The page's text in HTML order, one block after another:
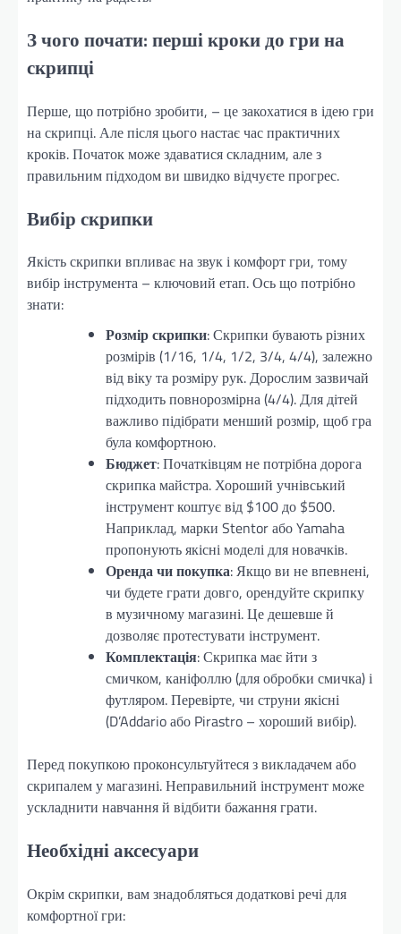
З чого почати: перші кроки до гри на
скрипці
Перше, що потрібно зробити, – це закохатися в ідею гри
на скрипці. Але після цього настає час практичних
кроків. Початок може здаватися складним, але з
правильним підходом ви швидко відчуєте прогрес.
Вибір скрипки
Якість скрипки впливає на звук і комфорт гри, тому
вибір інструмента – ключовий етап. Ось що потрібно
знати:
Розмір скрипки: Скрипки бувають різних
розмірів (1/16, 1/4, 1/2, 3/4, 4/4), залежно
від віку та розміру рук. Дорослим зазвичай
підходить повнорозмірна (4/4). Для дітей
важливо підібрати менший розмір, щоб гра
була комфортною.
Бюджет: Початківцям не потрібна дорога
скрипка майстра. Хороший учнівський
інструмент коштує від $100 до $500.
Наприклад, марки Stentor або Yamaha
пропонують якісні моделі для новачків.
Оренда чи покупка: Якщо ви не впевнені,
чи будете грати довго, орендуйте скрипку
в музичному магазині. Це дешевше й
дозволяє протестувати інструмент.
Комплектація: Скрипка має йти з
смичком, каніфоллю (для обробки смичка) і
футляром. Перевірте, чи струни якісні
(D’Addario або Pirastro – хороший вибір).
Перед покупкою проконсультуйтеся з викладачем або
скрипалем у магазині. Неправильний інструмент може
ускладнити навчання й відбити бажання грати.
Необхідні аксесуари
Окрім скрипки, вам знадобляться додаткові речі для
комфортної гри: